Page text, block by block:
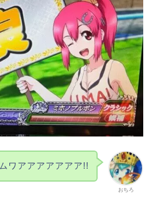
おちろ
ムワアアアアアアア!!